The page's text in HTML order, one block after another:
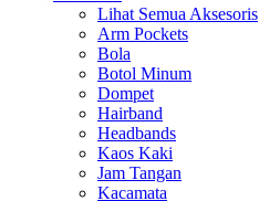
Lihat Semua Aksesoris
Arm Pockets
Bola
Botol Minum
Dompet
Hairband
Headbands
Kaos Kaki
Jam Tangan
Kacamata